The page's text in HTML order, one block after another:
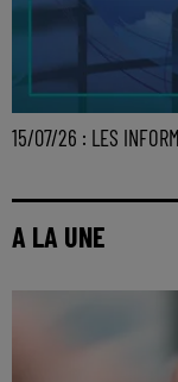
15/07/26 : LES
A LA UNE